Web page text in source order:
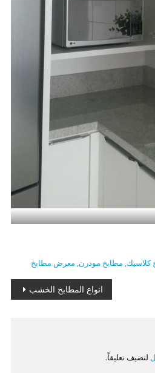
كلاسيك, مطابخ مودرن, معرض مطابخ
انواع المطابخ الخشب
لتضيف تعليقاً.